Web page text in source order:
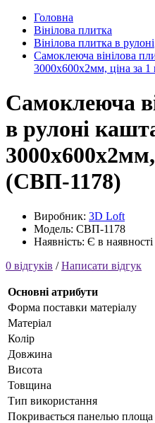
Головна
Вінілова плитка
Вінілова плитка в рулоні
Самоклеюча вінілова
3000х600х2мм, ціна за
Самоклеюча
в рулоні
(СВП-1178)
Виробник: 3D Loft
Модель: СВП-1178
Наявність: Є в наявності
0 відгуків /Написати відгук
Основні атрибути
Форма поставки матеріалу
Матеріал
Колір
Довжина
Висота
Товщина
Тип використання
Покривається панелью площа